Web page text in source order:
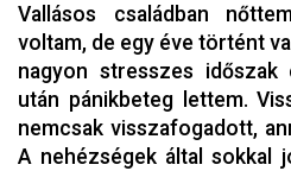
Vallásos családban
voltam, de egy éve történt
nagyon stresszes időszak
után pánikbeteg lettem.
nemcsak visszafogadott,
A nehézségek által sokkal